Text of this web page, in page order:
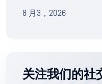
8 月3，2026
关注我们的社